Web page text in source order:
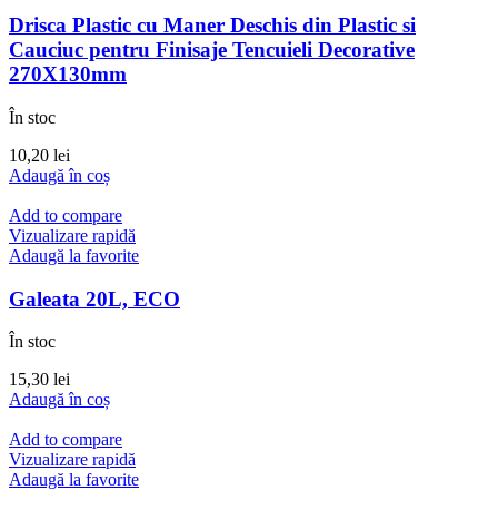
Drisca Plastic cu Maner Deschis din Plastic si
Cauciuc pentru Finisaje Tencuieli Decorative
270X130mm
În stoc
10,20 lei
Adaugă în coș
Add to compare
Vizualizare rapidă
Adaugă la favorite
Galeata 20L, ECO
În stoc
15,30 lei
Adaugă în coș
Add to compare
Vizualizare rapidă
Adaugă la favorite